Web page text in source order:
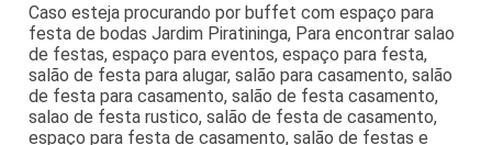
Caso esteja procurando por buffet com espaço para
festa de bodas Jardim Piratininga, Para encontrar salao
de festas, espaço para eventos, espaço para festa,
salão de festa para alugar, salão para casamento, salão
de festa para casamento, salão de festa casamento,
salao de festa rustico, salão de festa de casamento,
espaço para festa de casamento, salão de festas e